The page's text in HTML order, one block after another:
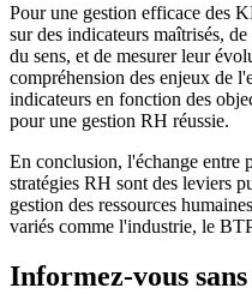
Pour une gestion efficace des
sur des indicateurs maîtrisés,
du sens, et de mesurer leur
compréhension des enjeux de
indicateurs en fonction des
pour une gestion RH réussie.
En conclusion, l'échange entre
stratégies RH sont des leviers
gestion des ressources
variés comme l'industrie, le
Informez-vous